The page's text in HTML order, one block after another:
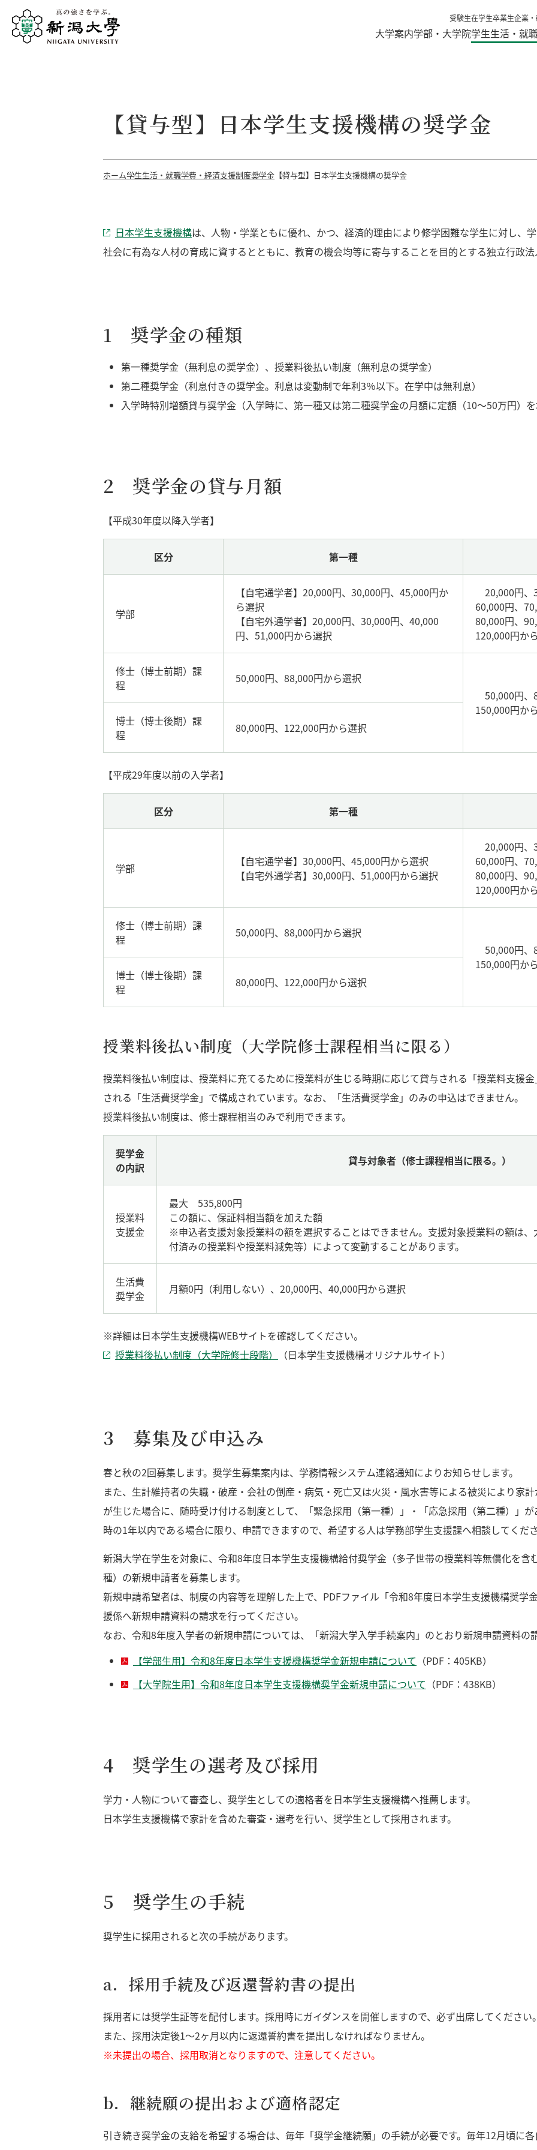
大学案内学部・大学院学生生活・就
受験生在学生卒業生企業
【貸与型】日本学生支援機構の奨学金
ホーム学生生活・就職学費・経済支援制度奨学金 【貸与型】日本学生支援機構の奨学金
日本学生支援機構は、人物・学業ともに優れ、かつ、経済的理由により修学困難な学生に対し、
社会に有為な人材の育成に資するとともに、教育の機会均等に寄与することを目的とする独立行政法
1 奨学金の種類
第一種奨学金（無利息の奨学金）、授業料後払い制度（無利息の奨学金）
第二種奨学金（利息付きの奨学金。利息は変動制で年利3％以下。在学中は無利息）
入学時特別増額貸与奨学金（入学時に、第一種又は第二種奨学金の月額に定額（10～50万円）を
2 奨学金の貸与月額
【平成30年度以降入学者】
区分 第一種
学部
【自宅通学者】20,000円、30,000円、45,000円か
ら選択
【自宅外通学者】20,000円、30,000円、40,000
円、51,000円から選択
20,000円、
60,000円、
80,000円、
120,000円か
修士（博士前期）課
程
50,000円、88,000円から選択
50,000円、
150,000円か
博士（博士後期）課
程
80,000円、122,000円から選択
【平成29年度以前の入学者】
区分 第一種
学部
【自宅通学者】30,000円、45,000円から選択
【自宅外通学者】30,000円、51,000円から選択
20,000円、
60,000円、
80,000円、
120,000円か
修士（博士前期）課
程
50,000円、88,000円から選択
50,000円、
150,000円か
博士（博士後期）課
程
80,000円、122,000円から選択
授業料後払い制度（大学院修士課程相当に限る）
授業料後払い制度は、授業料に充てるために授業料が生じる時期に応じて貸与される「授業料支援
される「生活費奨学金」で構成されています。なお、「生活費奨学金」のみの申込はできません。
授業料後払い制度は、修士課程相当のみで利用できます。
奨学金
の内訳
貸与対象者（修士課程相当に限る。）
授業料
支援金
最大 535,800円
この額に、保証料相当額を加えた額
※申込者支援対象授業料の額を選択することはできません。支援対象授業料の額は
付済みの授業料や授業料減免等）によって変動することがあります。
生活費
奨学金
月額0円（利用しない）、20,000円、40,000円から選択
※詳細は日本学生支援機構WEBサイトを確認してください。
授業料後払い制度（大学院修士段階）
（日本学生支援機構オリジナルサイト）
3 募集及び申込み
春と秋の2回募集します。奨学生募集案内は、学務情報システム連絡通知によりお知らせします。
また、生計維持者の失職・破産・会社の倒産・病気・死亡又は火災・風水害等による被災により家
が生じた場合に、随時受け付ける制度として、「緊急採用（第一種）」・「応急採用（第二種）」
時の1年以内である場合に限り、申請できますので、希望する人は学務部学生支援課へ相談してくださ
新潟大学在学生を対象に、令和8年度日本学生支援機構給付奨学金（多子世帯の授業料等無償化を含
種）の新規申請者を募集します。
新規申請希望者は、制度の内容等を理解した上で、PDFファイル「令和8年度日本学生支援機構奨学
援係へ新規申請資料の請求を行ってください。
なお、令和8年度入学者の新規申請については、「新潟大学入学手続案内」のとおり新規申請資料の
【学部生用】令和8年度日本学生支援機構奨学金新規申請について （PDF：405KB）
【大学院生用】令和8年度日本学生支援機構奨学金新規申請について （PDF：438KB）
4 奨学生の選考及び採用
学力・人物について審査し、奨学生としての適格者を日本学生支援機構へ推薦します。
日本学生支援機構で家計を含めた審査・選考を行い、奨学生として採用されます。
5 奨学生の手続
奨学生に採用されると次の手続があります。
a．採用手続及び返還誓約書の提出
採用者には奨学生証等を配付します。採用時にガイダンスを開催しますので、必ず出席してください。
また、採用決定後1～2ヶ月以内に返還誓約書を提出しなければなりません。
※未提出の場合、採用取消となりますので、注意してください。
b．継続願の提出および適格認定
引き続き奨学金の支給を希望する場合は、毎年「奨学金継続願」の手続が必要です。毎年12月頃に